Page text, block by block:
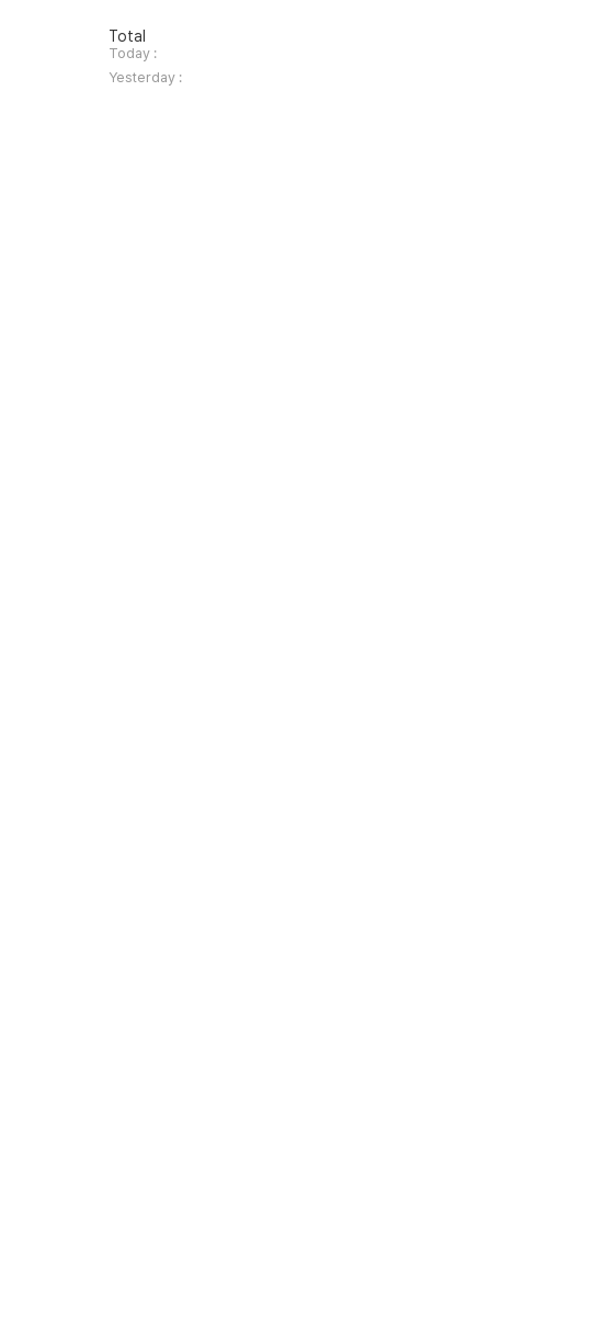
방
문
자
수
Total
Today :
Yesterday :